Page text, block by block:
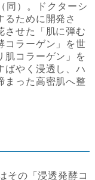
同）。ドクターシ
るために開発さ
させた「肌に弾む
コラーゲン」を世
肌コラーゲン」を
ばやく浸透し、ハ
まった高密肌へ整
その「浸透発酵コ